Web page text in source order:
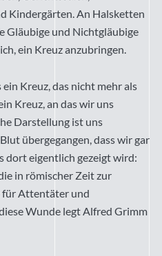
Kindergärten. An Halsketten
Gläubige und Nichtgläubige
ein Kreuz anzubringen.
Kreuz, das nicht mehr als
Kreuz, an das wir uns
Darstellung ist uns
übergegangen, dass wir gar
dort eigentlich gezeigt wird:
in römischer Zeit zur
für Attentäter und
Wunde legt Alfred Grimm